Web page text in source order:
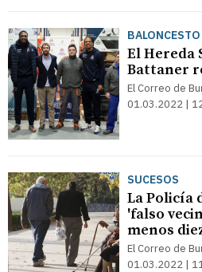
BALONCESTO
El Hereda
Battaner
El Correo de
01.03.2022 |
SUCESOS
La Policía
'falso
menos
El Correo de
01.03.2022 |